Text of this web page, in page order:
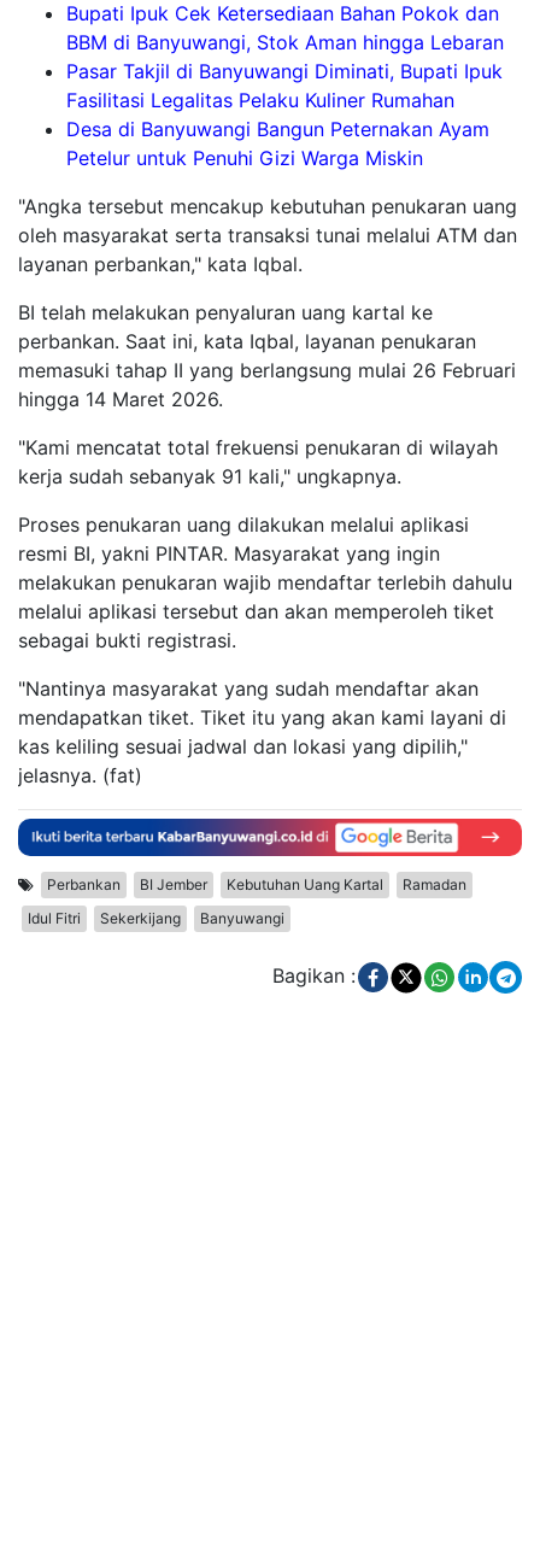
Bupati Ipuk Cek Ketersediaan Bahan Pokok dan
BBM di Banyuwangi, Stok Aman hingga Lebaran
Pasar Takjil di Banyuwangi Diminati, Bupati Ipuk
Fasilitasi Legalitas Pelaku Kuliner Rumahan
Desa di Banyuwangi Bangun Peternakan Ayam
Petelur untuk Penuhi Gizi Warga Miskin
"Angka tersebut mencakup kebutuhan penukaran uang
oleh masyarakat serta transaksi tunai melalui ATM dan
layanan perbankan," kata Iqbal.
BI telah melakukan penyaluran uang kartal ke
perbankan. Saat ini, kata Iqbal, layanan penukaran
memasuki tahap II yang berlangsung mulai 26 Februari
hingga 14 Maret 2026.
"Kami mencatat total frekuensi penukaran di wilayah
kerja sudah sebanyak 91 kali," ungkapnya.
Proses penukaran uang dilakukan melalui aplikasi
resmi BI, yakni PINTAR. Masyarakat yang ingin
melakukan penukaran wajib mendaftar terlebih dahulu
melalui aplikasi tersebut dan akan memperoleh tiket
sebagai bukti registrasi.
"Nantinya masyarakat yang sudah mendaftar akan
mendapatkan tiket. Tiket itu yang akan kami layani di
kas keliling sesuai jadwal dan lokasi yang dipilih,"
jelasnya. (fat)
Perbankan BI Jember Kebutuhan Uang Kartal
Ramadan
Idul Fitri
Sekerkijang Banyuwangi
Bagikan :